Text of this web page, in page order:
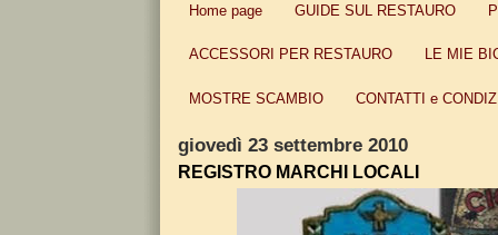
Home page GUIDE SUL RESTAURO
ACCESSORI PER RESTAURO LE MIE
MOSTRE SCAMBIO CONTATTI e
giovedì 23 settembre 2010
REGISTRO MARCHI LOCALI